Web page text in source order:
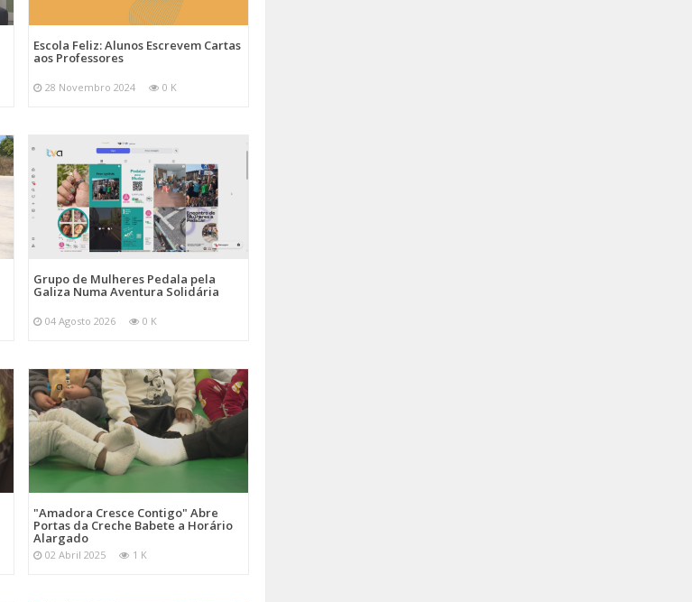
Escola Feliz: Alunos Escrevem Cartas
aos Professores
28 Novembro 2024 0 K
Grupo de Mulheres Pedala pela
Galiza Numa Aventura Solidária
04 Agosto 2026 0 K
"Amadora Cresce Contigo" Abre
Portas da Creche Babete a Horário
Alargado
02 Abril 2025 1 K